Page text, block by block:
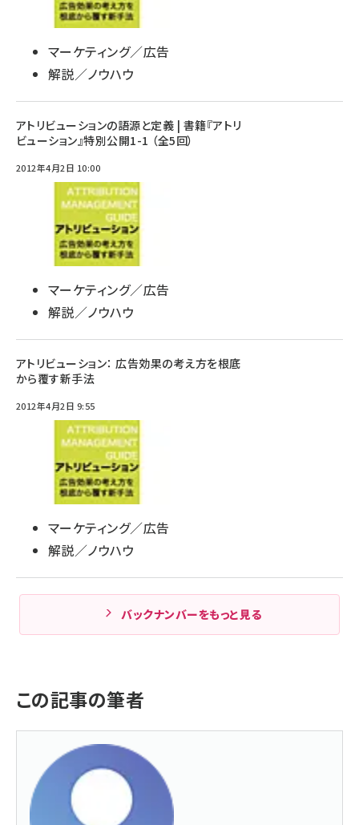
マーケティング／広告
解説／ノウハウ
アトリビューションの語源と定義 | 書籍『アトリ
ビューション』特別公開1-1 （全5回）
2012年4月2日 10:00
マーケティング／広告
解説／ノウハウ
アトリビューション： 広告効果の考え方を根底
から覆す新手法
2012年4月2日 9:55
マーケティング／広告
解説／ノウハウ
バックナンバーをもっと見る
この記事の筆者